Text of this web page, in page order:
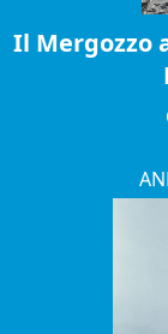
Il Mergozzo